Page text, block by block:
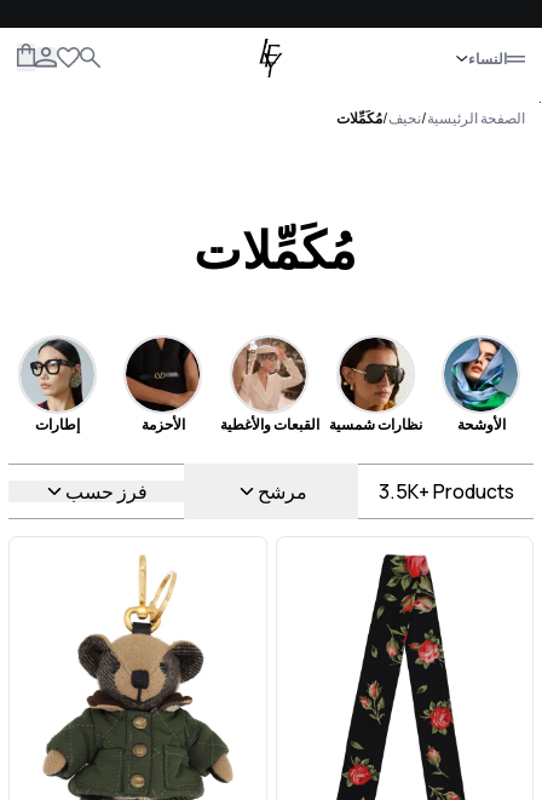
النساء
إغلاق
.
الصفحة الرئيسية/نحيف/مُكَمِّلات
مُكَمِّلات
الأوشحة نظارات شمسية القبعات والأغطية الأحزمة إطارات
3.5K+Products مرشح فرز حسب